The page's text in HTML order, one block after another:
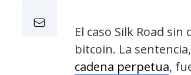
El caso Silk Road
bitcoin. La
cadena perpetua,